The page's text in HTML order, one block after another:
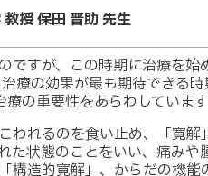
授 保田 晋助 先生
ですが、この時期に治療を始
療の効果が最も期待できる時
の重要性をあらわしています
われるのを食い止め、「寛解
た状態のことをいい、痛みや
構造的寛解」、からだの機能